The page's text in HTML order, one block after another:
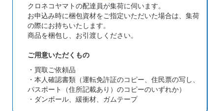
クロネコヤマトの配達員が集荷に伺います。
お申込み時に梱包資材をご指定いただいた場合は、集荷
の際にお持ちいたします。
商品を梱包し、お引渡しください。
ご用意いただくもの
・買取ご依頼品
・本人確認書類（運転免許証のコピー、住民票の写し、
パスポート（住所記載あり）のコピーのいずれか）
・ダンボール、緩衝材、ガムテープ